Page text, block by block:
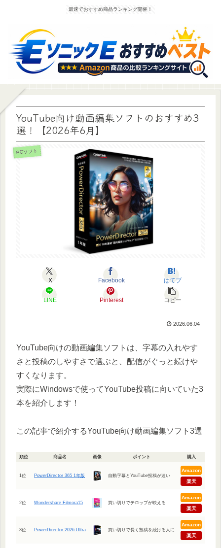
最速でおすすめ商品ランキング開催！
YouTube向け動画編集ソフトのおすすめ3
選！【2026年6月】
PCソフト
X Facebook はてブ
LINE Pinterest コピー
2026.06.04
YouTube向けの動画編集ソフトは、字幕の入れやす
さと投稿のしやすさで選ぶと、配信がぐっと続けや
すくなります。
実際にWindowsで使ってYouTube投稿に向いていた3
本を紹介します！
この記事で紹介するYouTube向け動画編集ソフト3選
順位 商品名 画像 ポイント 購入
1位 PowerDirector 365 1年版 自動字幕とYouTube投稿が速い
Amazon
楽天
2位 Wondershare Filmora15 買い切りでテロップが映える
Amazon
楽天
3位 PowerDirector 2026 Ultra 買い切りで長く投稿を続ける人に
Amazon
楽天